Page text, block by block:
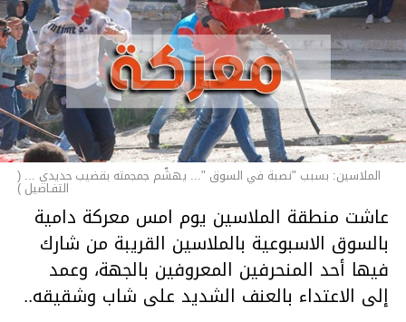
الملاسين: بسبب "نصبة في السوق "... يهشّم جمجمته بقضيب حديدي ... (
التفـاصيل )
عاشت منطقة الملاسين يوم امس معركة دامية
بالسوق الاسبوعية بالملاسين القريبة من شارك
فيها أحد المنحرفين المعروفين بالجهة، وعمد
إلى الاعتداء بالعنف الشديد على شاب وشقيقه..